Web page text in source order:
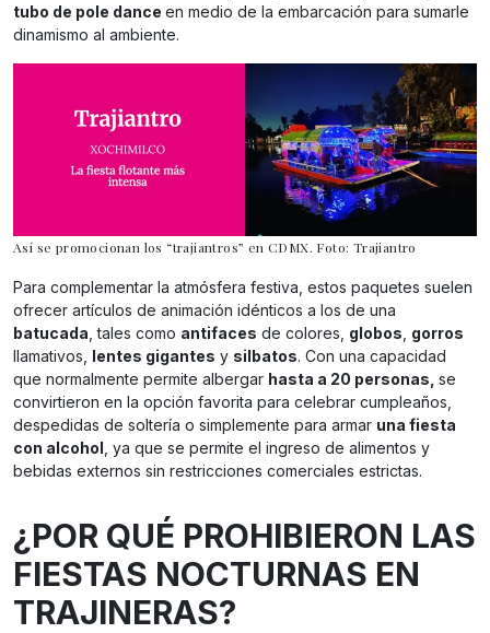
tubo de pole dance en medio de la embarcación para sumarle
dinamismo al ambiente.
Así se promocionan los “trajiantros” en CDMX. Foto: Trajiantro
Para complementar la atmósfera festiva, estos paquetes suelen
ofrecer artículos de animación idénticos a los de una
batucada , tales como antifaces de colores, globos gorros
llamativos, lentes gigantes y silbatos. Con una capacidad
que normalmente permite albergar hasta a 20 personas, se
convirtieron en la opción favorita para celebrar cumpleaños,
despedidas de soltería o simplemente para armar una fiesta
con alcohol , ya que se permite el ingreso de alimentos y
bebidas externos sin restricciones comerciales estrictas.
¿POR QUÉ PROHIBIERON LAS
FIESTAS NOCTURNAS EN
TRAJINERAS?